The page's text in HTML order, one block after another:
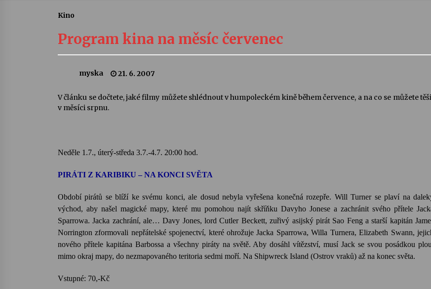
Camerata a Sukuba Ensemble
4. 8. 2026
Pozvánka na integrační festival
Quijotova šedesátka: 28. 7.–1. 8.
28. 7. 2026
Želivě ožije odkaz Josefa Čapka
Kino
Program kina na měsíc červenec
myska 21. 6. 2007
V článku se dočtete, jaké filmy můžete shlédnout v humpoleckém kině během července, a na co se můžete
v měsíci srpnu.
Neděle 1.7., úterý-středa 3.7.-4.7. 20:00 hod.
PIRÁTI Z KARIBIKU – NA KONCI SVĚTA
Období pirátů se blíží ke svému konci, ale dosud nebyla vyřešena konečná rozepře. Will Turner se plaví na
východ, aby našel magické mapy, které mu pomohou najít skříňku Davyho Jonese a zachránit svého přítele
Sparrowa. Jacka zachrání, ale… Davy Jones, lord Cutler Beckett, zuřivý asijský pirát Sao Feng a starší kapitán
Norrington zformovali nepřátelské spojenectví, které ohrožuje Jacka Sparrowa, Willa Turnera, Elizabeth Swann,
nového přítele kapitána Barbossa a všechny piráty na světě. Aby dosáhl vítězství, musí Jack se svou posádkou
mimo okraj mapy, do nezmapovaného teritoria sedmi moří. Na Shipwreck Island (Ostrov vraků) až na konec světa.
Vstupné: 70,-Kč